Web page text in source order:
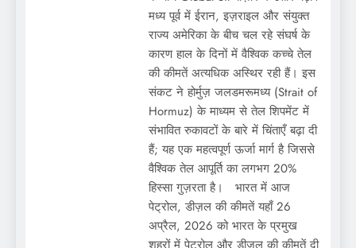
मध्य पूर्व में ईरान, इज़राइल और संयुक्त
राज्य अमेरिका के बीच चल रहे संघर्ष के
कारण हाल के दिनों में वैश्विक कच्चे तेल
की कीमतें अत्यधिक अस्थिर रही हैं। इस
संकट ने होर्मुज़ जलडमरूमध्य (Strait of
Hormuz) के माध्यम से तेल शिपमेंट में
संभावित रुकावटों के बारे में चिंताएँ बढ़ा दी
हैं; यह एक महत्वपूर्ण ऊर्जा मार्ग है जिससे
वैश्विक तेल आपूर्ति का लगभग 20%
हिस्सा गुज़रता है। भारत में आज
पेट्रोल, डीज़ल की कीमतें यहाँ 26
अप्रैल, 2026 को भारत के प्रमुख